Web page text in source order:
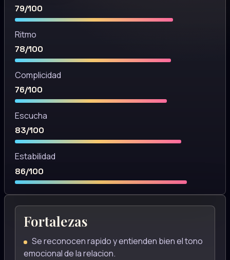
79/100
Ritmo
78/100
Complicidad
76/100
Escucha
83/100
Estabilidad
86/100
Fortalezas
Se reconocen rapido y entienden bien el tono
emocional de la relacion.